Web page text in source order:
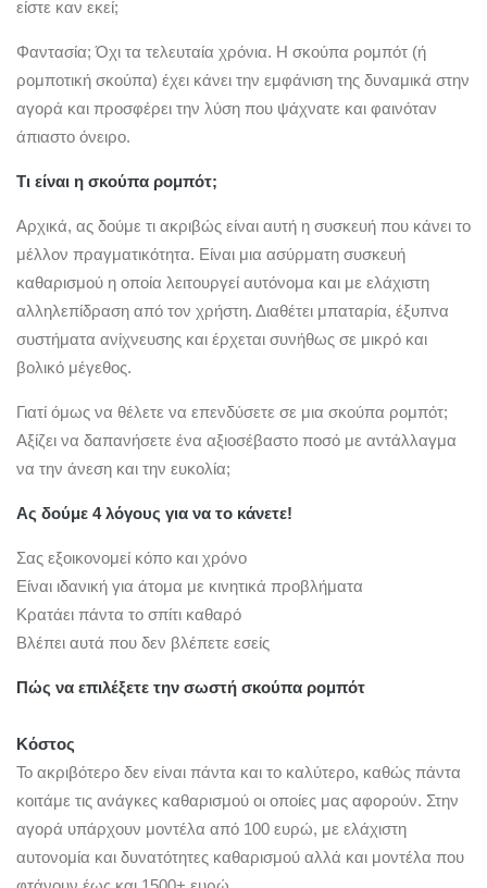
είστε καν εκεί;
Φαντασία; Όχι τα τελευταία χρόνια. Η σκούπα ρομπότ (ή
ρομποτική σκούπα) έχει κάνει την εμφάνιση της δυναμικά στην
αγορά και προσφέρει την λύση που ψάχνατε και φαινόταν
άπιαστο όνειρο.
Τι είναι η σκούπα ρομπότ;
Αρχικά, ας δούμε τι ακριβώς είναι αυτή η συσκευή που κάνει το
μέλλον πραγματικότητα. Είναι μια ασύρματη συσκευή
καθαρισμού η οποία λειτουργεί αυτόνομα και με ελάχιστη
αλληλεπίδραση από τον χρήστη. Διαθέτει μπαταρία, έξυπνα
συστήματα ανίχνευσης και έρχεται συνήθως σε μικρό και
βολικό μέγεθος.
Γιατί όμως να θέλετε να επενδύσετε σε μια σκούπα ρομπότ;
Αξίζει να δαπανήσετε ένα αξιοσέβαστο ποσό με αντάλλαγμα
να την άνεση και την ευκολία;
Ας δούμε 4 λόγους για να το κάνετε!
Σας εξοικονομεί κόπο και χρόνο
Είναι ιδανική για άτομα με κινητικά προβλήματα
Κρατάει πάντα το σπίτι καθαρό
Βλέπει αυτά που δεν βλέπετε εσείς
Πώς να επιλέξετε την σωστή σκούπα ρομπότ
Κόστος
Το ακριβότερο δεν είναι πάντα και το καλύτερο, καθώς πάντα
κοιτάμε τις ανάγκες καθαρισμού οι οποίες μας αφορούν. Στην
αγορά υπάρχουν μοντέλα από 100 ευρώ, με ελάχιστη
αυτονομία και δυνατότητες καθαρισμού αλλά και μοντέλα που